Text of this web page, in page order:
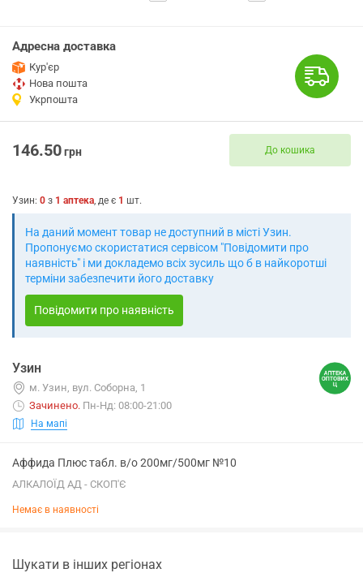
Адресна доставка
Кур'єр
Нова пошта
Укрпошта
146.50грн До кошика
Узин: 0 з 1 аптека, де є 1 шт.
На даний момент товар не доступний в місті Узин.
Пропонуємо скористатися сервісом "Повідомити про
наявність" і ми докладемо всіх зусиль що б в найкоротші
терміни забезпечити його доставку
Повідомити про наявність
Узин
м. Узин, вул. Соборна, 1
Зачинено. Пн-Нд: 08:00-21:00
На мапі
Аффида Плюс табл. в/о 200мг/500мг №10
АЛКАЛОЇД АД - СКОП'Є
Немає в наявності
Шукати в інших регіонах